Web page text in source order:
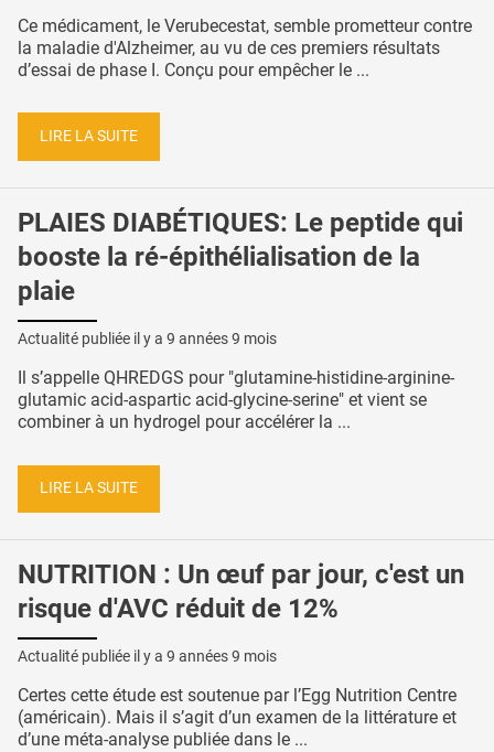
Ce médicament, le Verubecestat, semble prometteur contre
la maladie d'Alzheimer, au vu de ces premiers résultats
d’essai de phase I. Conçu pour empêcher le ...
LIRE LA SUITE
PLAIES DIABÉTIQUES: Le peptide qui
booste la ré-épithélialisation de la
plaie
Actualité publiée il y a 9 années 9 mois
Il s’appelle QHREDGS pour "glutamine-histidine-arginine-
glutamic acid-aspartic acid-glycine-serine" et vient se
combiner à un hydrogel pour accélérer la ...
LIRE LA SUITE
NUTRITION : Un œuf par jour, c'est un
risque d'AVC réduit de 12%
Actualité publiée il y a 9 années 9 mois
Certes cette étude est soutenue par l’Egg Nutrition Centre
(américain). Mais il s’agit d’un examen de la littérature et
d’une méta-analyse publiée dans le ...